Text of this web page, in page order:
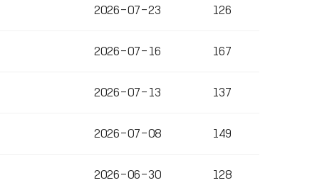
2026-07-23 126
2026-07-16 167
2026-07-13 137
2026-07-08 149
2026-06-30 128